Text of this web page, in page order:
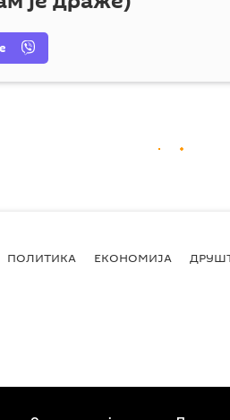
ПОЛИТИКА ЕКОНОМИЈА